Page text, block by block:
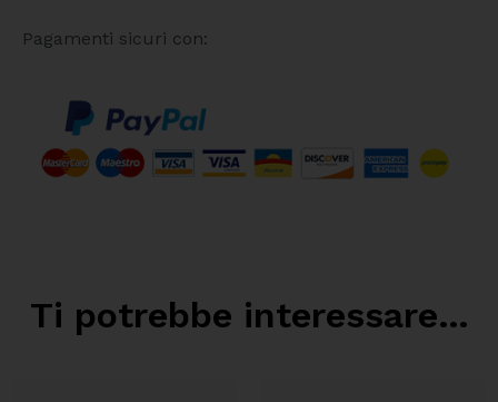
Pagamenti sicuri con:
Ti potrebbe interessare…